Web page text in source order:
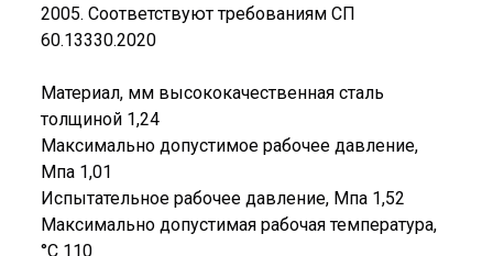
2005. Соответствуют требованиям СП
60.13330.2020
Материал, мм высококачественная сталь
толщиной 1,24
Максимально допустимое рабочее давление,
Мпа 1,01
Испытательное рабочее давление, Мпа 1,52
Максимально допустимая рабочая температура,
°C 110